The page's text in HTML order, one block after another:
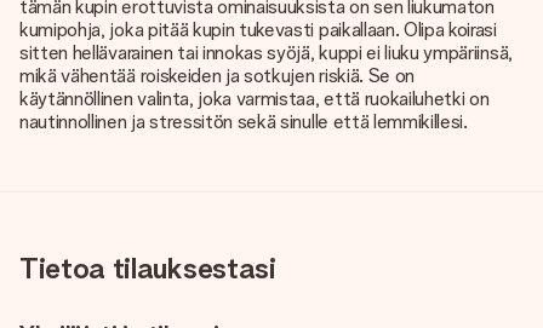
tämän kupin erottuvista ominaisuuksista on sen liukumaton
kumipohja, joka pitää kupin tukevasti paikallaan. Olipa koirasi
sitten hellävarainen tai innokas syöjä, kuppi ei liuku ympäriinsä,
mikä vähentää roiskeiden ja sotkujen riskiä. Se on
käytännöllinen valinta, joka varmistaa, että ruokailuhetki on
nautinnollinen ja stressitön sekä sinulle että lemmikillesi.
Tietoa tilauksestasi